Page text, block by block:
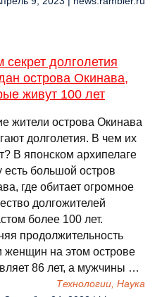
секрет долголетия
острова Окинава,
живут 100 лет
жители острова Окинава
долголетия. В чем их
В японском архипелаге
есть большой остров
где обитает огромное
долгожителей
более 100 лет.
продолжительность
женщин на этом острове
86 лет, а мужчины …
Технологии, Наука